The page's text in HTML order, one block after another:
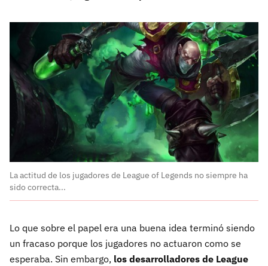
La actitud de los jugadores de League of Legends no siempre ha
sido correcta...
Lo que sobre el papel era una buena idea terminó siendo
un fracaso porque los jugadores no actuaron como se
esperaba. Sin embargo, los desarrolladores de League